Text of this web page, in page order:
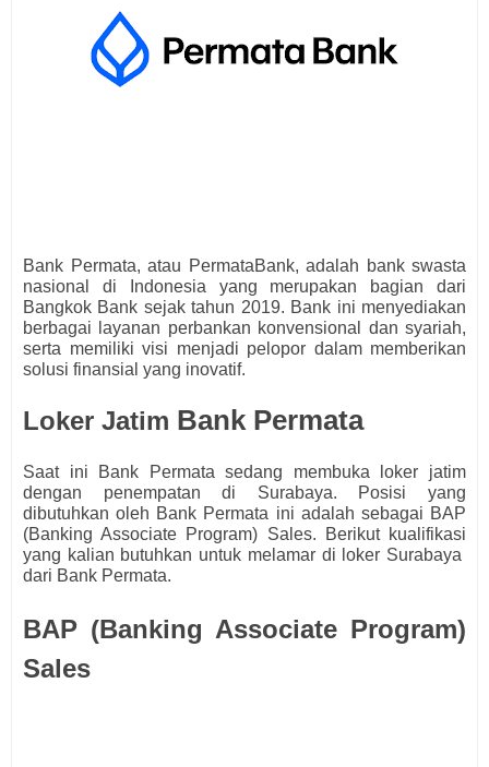
Bank Permata, atau PermataBank, adalah bank swasta
nasional di Indonesia yang merupakan bagian dari
Bangkok Bank sejak tahun 2019. Bank ini menyediakan
berbagai layanan perbankan konvensional dan syariah,
serta memiliki visi menjadi pelopor dalam memberikan
solusi finansial yang inovatif.
Loker Jatim Bank Permata
Saat ini Bank Permatasedang membuka loker jatim
dengan penempatan di Surabaya. Posisi yang
dibutuhkan oleh Bank Permata ini adalah sebagai BAP
(Banking Associate Program) Sales.
Berikut kualifikasi
yang kalian butuhkan untuk melamar di loker Surabaya
dari Bank Permata.
BAP (Banking Associate Program)
Sales